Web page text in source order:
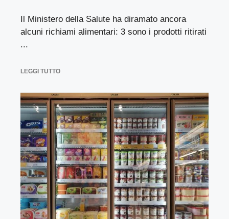
Il Ministero della Salute ha diramato ancora
alcuni richiami alimentari: 3 sono i prodotti ritirati
...
LEGGI TUTTO